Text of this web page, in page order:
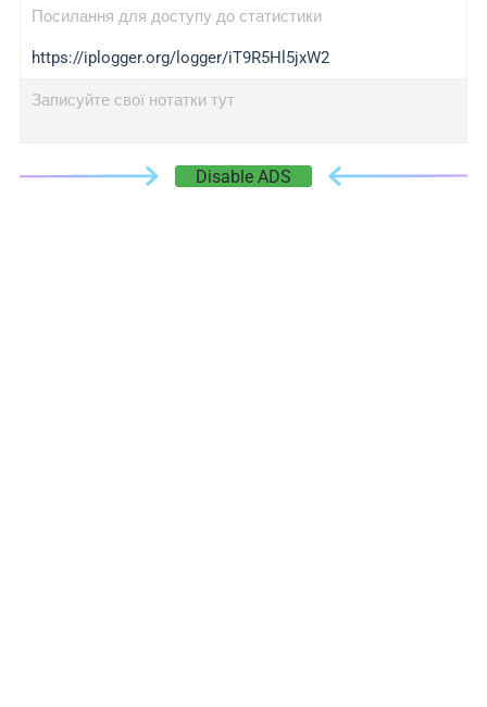
Посилання для доступу до статистики
https://iplogger.org/logger/iT9R5Hl5jxW2
Записуйте свої нотатки тут
Disable ADS